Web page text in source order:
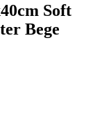
Soft
Bege